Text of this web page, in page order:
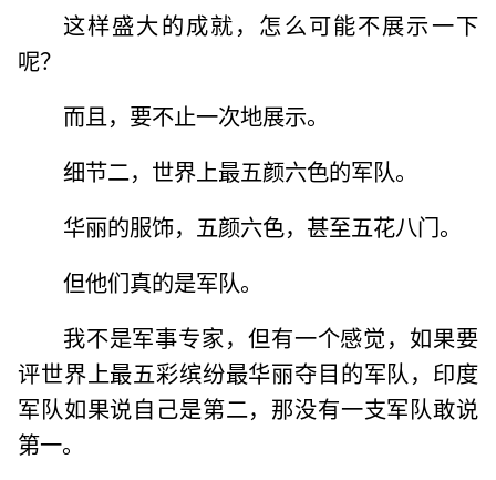
这样盛大的成就，怎么可能不展示一下
呢？
而且，要不止一次地展示。
细节二，世界上最五颜六色的军队。
华丽的服饰，五颜六色，甚至五花八门。
但他们真的是军队。
我不是军事专家，但有一个感觉，如果要
评世界上最五彩缤纷最华丽夺目的军队，印度
军队如果说自己是第二，那没有一支军队敢说
第一。